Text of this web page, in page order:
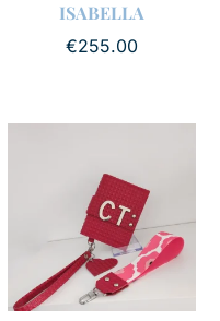
ISABELLA
€255.00